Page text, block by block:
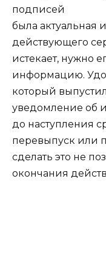
подписей
была актуальная
действующего
истекает, нужно
информацию.
который
уведомление об
до наступления
перевыпуск или
сделать это не
окончания